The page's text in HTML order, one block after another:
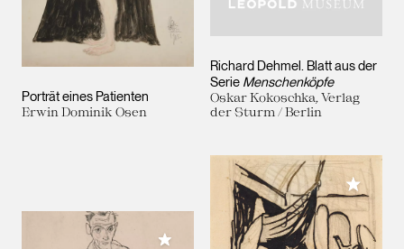
Porträt eines Patienten
Erwin Dominik Osen
Richard Dehmel. Blatt aus der
Serie Menschenköpfe
Oskar Kokoschka, Verlag
der Sturm / Berlin
Meiner Sammlung hinzufügen
Meiner